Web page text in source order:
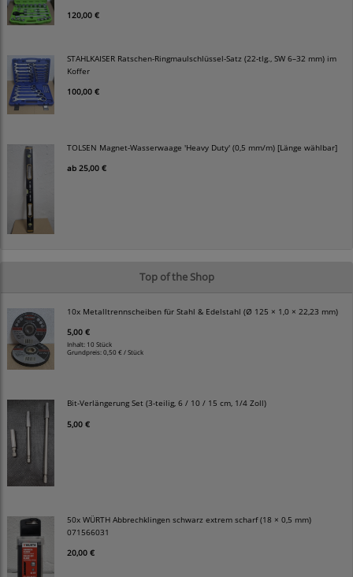
120,00 €
STAHLKAISER Ratschen-Ringmaulschlüssel-Satz (22-tlg., SW 6–32 mm) im
Koffer
100,00 €
TOLSEN Magnet-Wasserwaage 'Heavy Duty' (0,5 mm/m) [Länge wählbar]
ab 25,00 €
Top of the Shop
10x Metalltrennscheiben für Stahl & Edelstahl (Ø 125 × 1,0 × 22,23 mm)
5,00 €
Inhalt: 10 Stück
Grundpreis:0,50 € / Stück
Bit-Verlängerung Set (3-teilig, 6 / 10 / 15 cm, 1/4 Zoll)
5,00 €
50x WÜRTH Abbrechklingen schwarz extrem scharf (18 × 0,5 mm)
071566031
20,00 €